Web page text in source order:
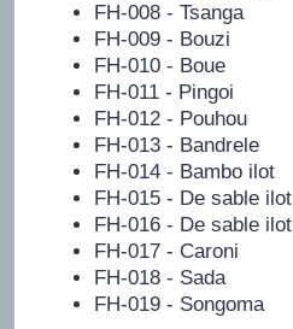
FH-008 - Tsanga
FH-009 - Bouzi
FH-010 - Boue
FH-011 - Pingoi
FH-012 - Pouhou
FH-013 - Bandrele
FH-014 - Bambo ilot
FH-015 - De sable ilot
FH-016 - De sable ilot
FH-017 - Caroni
FH-018 - Sada
FH-019 - Songoma